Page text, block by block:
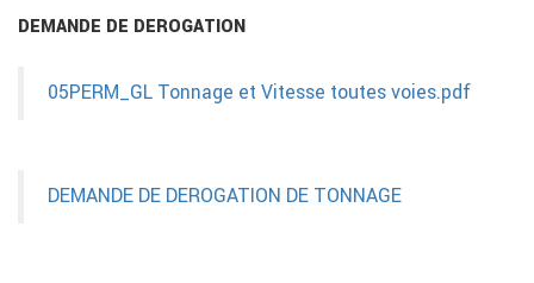
DEMANDE DE DEROGATION
05PERM_GL Tonnage et Vitesse toutes voies.pdf
DEMANDE DE DEROGATION DE TONNAGE